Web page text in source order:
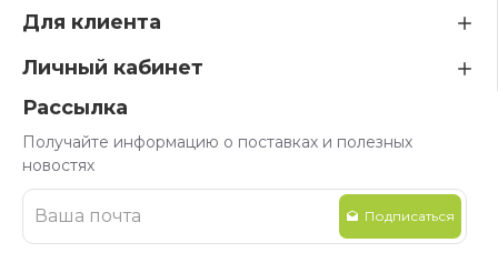
Для клиента
Личный кабинет
Рассылка
Получайте информацию о поставках и полезных
новостях
Подписаться